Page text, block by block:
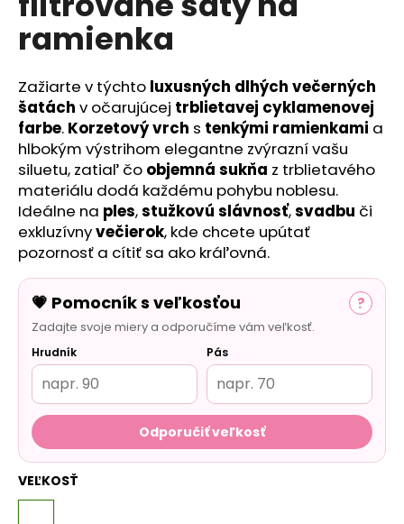
ramienka
Zažiarte v týchto luxusných dlhých večerných
šatách v očarujúcej trblietavej cyklamenovej
farbe. Korzetový vrch s tenkými ramienkami a
hlbokým výstrihom elegantne zvýrazní vašu
siluetu, zatiaľ čo objemná sukňa z trblietavého
materiálu dodá každému pohybu noblesu.
Ideálne na ples,stužkovú slávnosť,svadbu či
exkluzívnyvečierok, kde chcete upútať
pozornosť a cítiť sa ako kráľovná.
💗 Pomocník s veľkosťou ?
Zadajte svoje miery a odporučíme vám veľkosť.
Hrudník Pás
Odporučiť veľkosť
VEĽKOSŤ
a
m